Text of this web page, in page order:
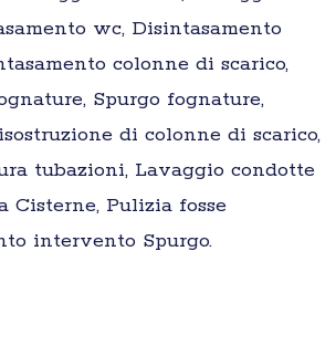
wc, Disintasamento
colonne di scarico,
Spurgo fognature,
di colonne di scarico,
tubazioni, Lavaggio condotte
Cisterne, Pulizia fosse
intervento Spurgo.